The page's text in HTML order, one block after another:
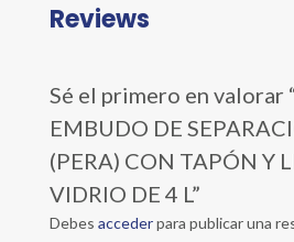
Reviews
Sé el primero en valorar
EMBUDO DE
(PERA) CON TAPÓN Y
VIDRIO DE 4 L”
Debes accederpara publicar una